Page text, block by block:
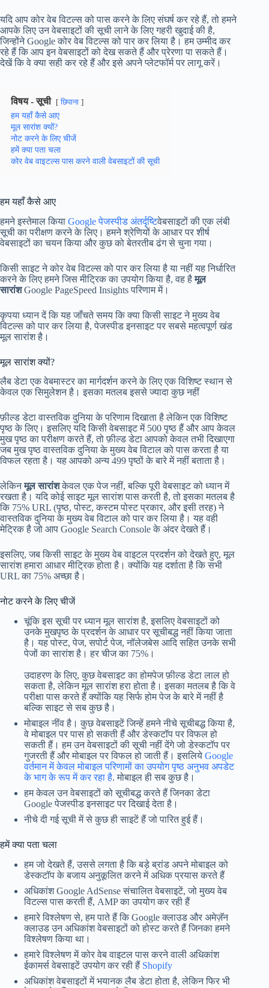
यदि आप कोर वेब विटल्स को पास करने के लिए संघर्ष कर रहे हैं, तो हमने
आपके लिए उन वेबसाइटों की सूची लाने के लिए गहरी खुदाई की है,
जिन्होंने Google कोर वेब विटल्स को पार कर लिया है। हम उम्मीद कर
रहे हैं कि आप इन वेबसाइटों को देख सकते हैं और प्रेरणा पा सकते हैं।
देखें कि वे क्या सही कर रहे हैं और इसे अपने प्लेटफॉर्म पर लागू करें।
विषय - सूची छिपाना
हम यहाँ कैसे आए
मूल सारांश क्यों?
नोट करने के लिए चीजें
हमें क्या पता चला
कोर वेब वाइटल्स पास करने वाली वेबसाइटों की सूची
हम यहाँ कैसे आए
हमने इस्तेमाल किया Google पेजस्पीड अंतर्दृष्टिवेबसाइटों की एक लंबी
सूची का परीक्षण करने के लिए। हमने श्रेणियों के आधार पर शीर्ष
वेबसाइटों का चयन किया और कुछ को बेतरतीब ढंग से चुना गया।
किसी साइट ने कोर वेब विटल्स को पार कर लिया है या नहीं यह निर्धारित
करने के लिए हमने जिस मीट्रिक का उपयोग किया है, वह हैमूल
सारांशGoogle PageSpeed ​​Insights परिणाम में।
कृपया ध्यान दें कि यह जाँचते समय कि क्या किसी साइट ने मुख्य वेब
विटल्स को पार कर लिया है, पेजस्पीड इनसाइट पर सबसे महत्वपूर्ण खंड
मूल सारांश है।
मूल सारांश क्यों?
लैब डेटा एक वेबमास्टर का मार्गदर्शन करने के लिए एक विशिष्ट स्थान से
केवल एक सिमुलेशन है। इसका मतलब इससे ज्यादा कुछ नहीं
फ़ील्ड डेटा वास्तविक दुनिया के परिणाम दिखाता है लेकिन एक विशिष्ट
पृष्ठ के लिए। इसलिए यदि किसी वेबसाइट में 500 पृष्ठ हैं और आप केवल
मुख पृष्ठ का परीक्षण करते हैं, तो फ़ील्ड डेटा आपको केवल तभी दिखाएगा
जब मुख पृष्ठ वास्तविक दुनिया के मुख्य वेब विटाल को पास करता है या
विफल रहता है। यह आपको अन्य 499 पृष्ठों के बारे में नहीं बताता है।
लेकिनमूल सारांशकेवल एक पेज नहीं, बल्कि पूरी वेबसाइट को ध्यान में
रखता है। यदि कोई साइट मूल सारांश पास करती है, तो इसका मतलब है
कि 75% URL (पृष्ठ, पोस्ट, कस्टम पोस्ट प्रकार, और इसी तरह) ने
वास्तविक दुनिया के मुख्य वेब विटाल को पार कर लिया है। यह वही
मेट्रिक है जो आप Google Search Console के अंदर देखते हैं।
इसलिए, जब किसी साइट के मुख्य वेब वाइटल प्रदर्शन को देखते हुए, मूल
सारांश हमारा आधार मीट्रिक होता है। क्योंकि यह दर्शाता है कि सभी
URL का 75% अच्छा है।
नोट करने के लिए चीजें
चूंकि इस सूची पर ध्यान मूल सारांश है, इसलिए वेबसाइटों को
उनके मुखपृष्ठ के प्रदर्शन के आधार पर सूचीबद्ध नहीं किया जाता
है। यह पोस्ट, पेज, सपोर्ट पेज, नॉलेजबेस आदि सहित उनके सभी
पेजों का सारांश है। हर चीज का 75%।
उदाहरण के लिए, कुछ वेबसाइट का होमपेज फ़ील्ड डेटा लाल हो
सकता है, लेकिन मूल सारांश हरा होता है। इसका मतलब है कि वे
परीक्षा पास करते हैं क्योंकि यह सिर्फ होम पेज के बारे में नहीं है
बल्कि साइट से सब कुछ है।
मोबाइल नींव है। कुछ वेबसाइटें जिन्हें हमने नीचे सूचीबद्ध किया है,
वे मोबाइल पर पास हो सकती हैं और डेस्कटॉप पर विफल हो
सकती हैं। हम उन वेबसाइटों की सूची नहीं देंगे जो डेस्कटॉप पर
गुजरती हैं और मोबाइल पर विफल हो जाती हैं। इसलिये Google
वर्तमान में केवल मोबाइल परिणामों का उपयोग पृष्ठ अनुभव अपडेट
के भाग के रूप में कर रहा है. मोबाइल ही सब कुछ है।
हम केवल उन वेबसाइटों को सूचीबद्ध करते हैं जिनका डेटा
Google पेजस्पीड इनसाइट पर दिखाई देता है।
नीचे दी गई सूची में से कुछ ही साइटें हैं जो पारित हुई हैं।
हमें क्या पता चला
हम जो देखते हैं, उससे लगता है कि बड़े ब्रांड अपने मोबाइल को
डेस्कटॉप के बजाय अनुकूलित करने में अधिक प्रयास करते हैं
अधिकांश Google AdSense संचालित वेबसाइटें, जो मुख्य वेब
विटल्स पास करती हैं, AMP का उपयोग कर रही हैं
हमारे विश्लेषण से, हम पाते हैं कि Google क्लाउड और अमेज़ॅन
क्लाउड उन अधिकांश वेबसाइटों को होस्ट करते हैं जिनका हमने
विश्लेषण किया था।
हमारे विश्लेषण में कोर वेब वाइटल पास करने वाली अधिकांश
ईकामर्स वेबसाइटें उपयोग कर रही हैं Shopify
अधिकांश वेबसाइटों में भयानक लैब डेटा होता है, लेकिन फिर भी